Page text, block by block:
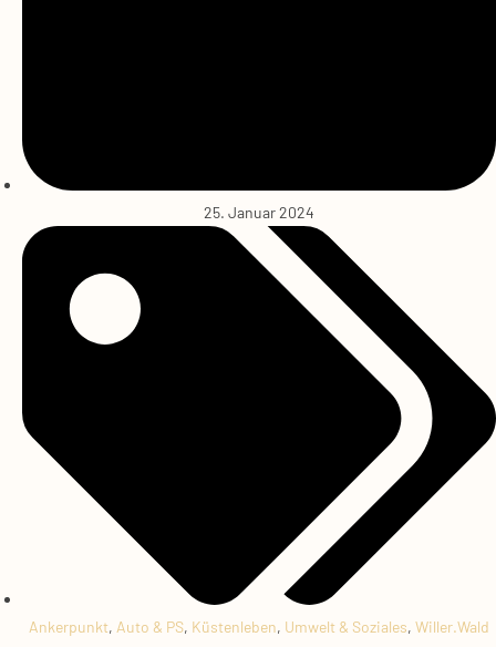
25. Januar 2024
Ankerpunkt, Auto & PS, Küstenleben, Umwelt & Soziales, Willer.Wald